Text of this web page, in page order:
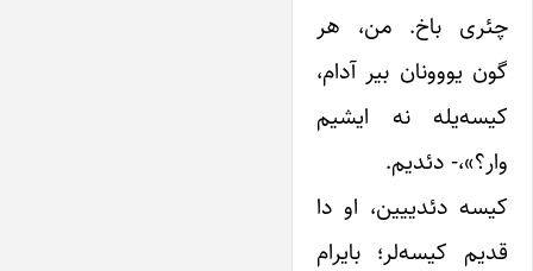
چئری باخ. من، هر
گون یووونان بیر آدام،
کیسه‌یله نه ایشیم
وار؟»،- دئدیم.
کیسه دئدییین، او دا
قدیم کیسه‌لر؛ بایرام